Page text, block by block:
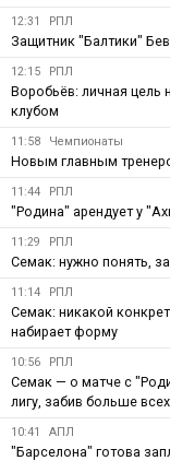
12:31 РПЛ
Защитник "Балтики"
12:15 РПЛ
Воробьёв: личная
клубом
11:58 Чемпионаты
Новым главным
11:44 РПЛ
"Родина" арендует у
11:29 РПЛ
Семак: нужно понять,
11:14 РПЛ
Семак: никакой
набирает форму
10:56 РПЛ
Семак — о матче с
лигу, забив больше
10:41 АПЛ
"Барселона" готова